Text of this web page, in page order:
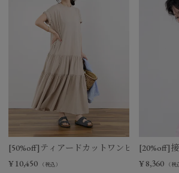
[50%off]ティアードカットワンピース
¥ 10,450 （税込）
[20%off]
¥ 8,360 （税